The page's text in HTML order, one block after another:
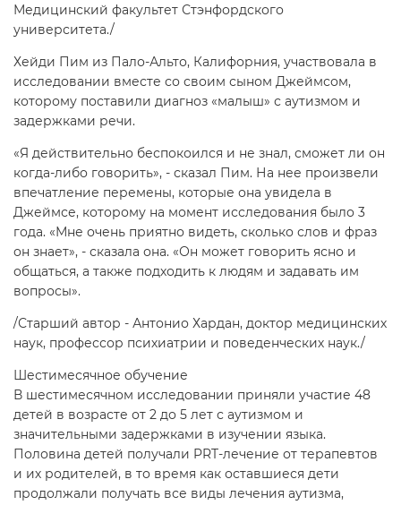
Медицинский факультет Стэнфордского
университета./
Хейди Пим из Пало-Альто, Калифорния, участвовала в
исследовании вместе со своим сыном Джеймсом,
которому поставили диагноз «малыш» с аутизмом и
задержками речи.
«Я действительно беспокоился и не знал, сможет ли он
когда-либо говорить», - сказал Пим. На нее произвели
впечатление перемены, которые она увидела в
Джеймсе, которому на момент исследования было 3
года. «Мне очень приятно видеть, сколько слов и фраз
он знает», - сказала она. «Он может говорить ясно и
общаться, а также подходить к людям и задавать им
вопросы».
/Старший автор - Антонио Хардан, доктор медицинских
наук, профессор психиатрии и поведенческих наук./
Шестимесячное обучение
В шестимесячном исследовании приняли участие 48
детей в возрасте от 2 до 5 лет с аутизмом и
значительными задержками в изучении языка.
Половина детей получали PRT-лечение от терапевтов
и их родителей, в то время как оставшиеся дети
продолжали получать все виды лечения аутизма,